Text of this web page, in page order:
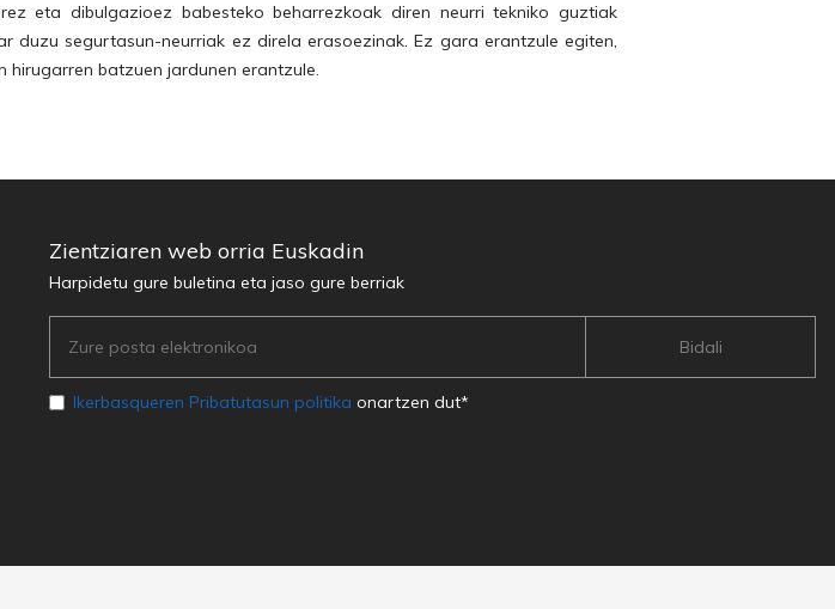
eta dibulgazioez babesteko beharrezkoak diren neurri tekniko guztiak
duzu segurtasun-neurriak ez direla erasoezinak. Ez gara erantzule egiten,
batzuen jardunen erantzule.
Zientziaren web orria Euskadin
Harpidetu gure buletina eta jaso gure berriak
Ikerbasqueren Pribatutasun politika onartzen dut*